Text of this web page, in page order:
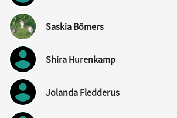
Saskia Bömers
Shira Hurenkamp
Jolanda Fledderus